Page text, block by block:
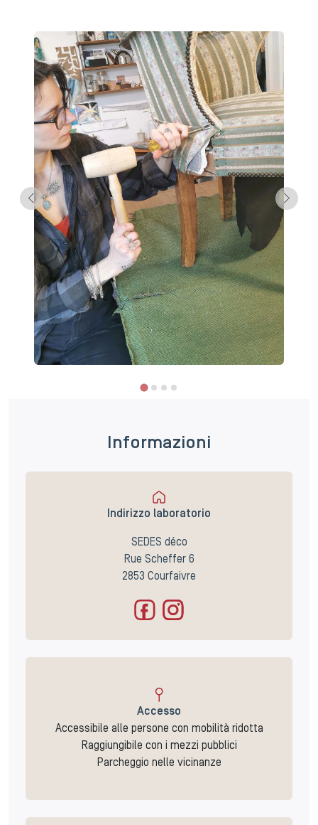
Informazioni
Indirizzo laboratorio
SEDES déco
Rue Scheffer 6
2853 Courfaivre
Accesso
Accessibile alle persone con mobilità ridotta
Raggiungibile con i mezzi pubblici
Parcheggio nelle vicinanze